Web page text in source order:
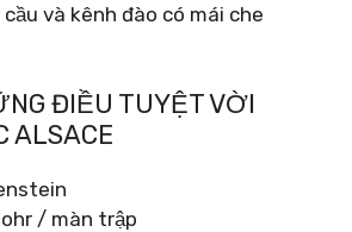
và kênh đào có mái che
ĐIỀU TUYỆT VỜI
ALSACE
/ màn trập